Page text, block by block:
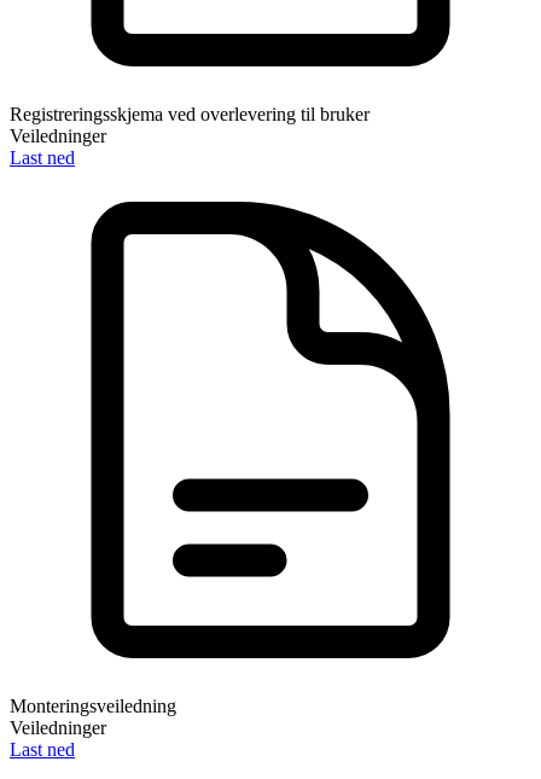
Registreringsskjema ved overlevering til bruker
Veiledninger
Last ned
Monteringsveiledning
Veiledninger
Last ned